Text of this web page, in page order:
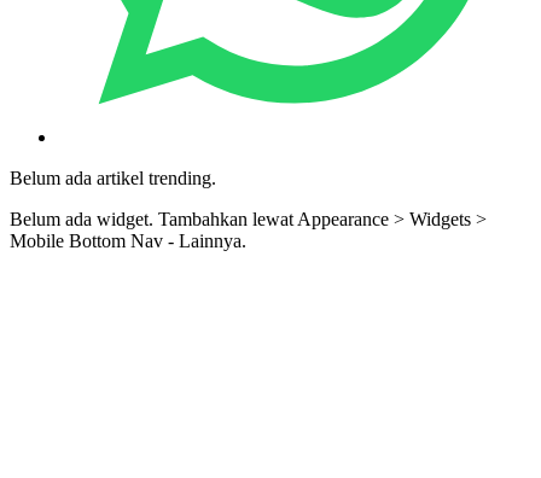
Belum ada artikel trending.
Belum ada widget. Tambahkan lewat Appearance > Widgets >
Mobile Bottom Nav - Lainnya.